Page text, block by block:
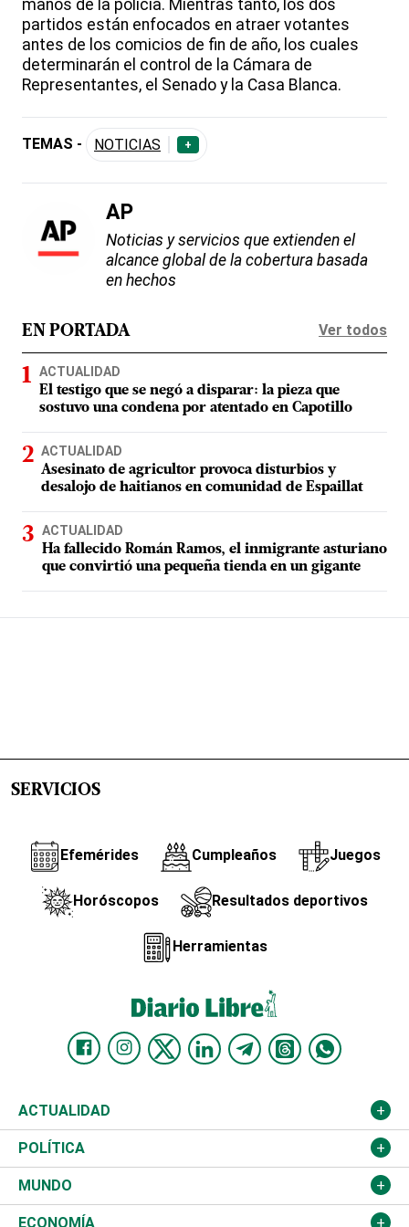
manos de la policía. Mientras tanto, los dos
partidos están enfocados en atraer votantes
antes de los comicios de fin de año, los cuales
determinarán el control de la Cámara de
Representantes, el Senado y la Casa Blanca.
TEMAS - NOTICIAS +
AP
Noticias y servicios que extienden el
alcance global de la cobertura basada
en hechos
EN PORTADA Ver todos
ACTUALIDAD
El testigo que se negó a disparar: la pieza que
sostuvo una condena por atentado en Capotillo
ACTUALIDAD
Asesinato de agricultor provoca disturbios y
desalojo de haitianos en comunidad de Espaillat
ACTUALIDAD
Ha fallecido Román Ramos, el inmigrante asturiano
que convirtió una pequeña tienda en un gigante
SERVICIOS
Efemérides Cumpleaños Juegos
Horóscopos Resultados deportivos
Herramientas
ACTUALIDAD
Nacional
Ciudad
Educación
POLÍTICA
Partidos
JCE
MUNDO
Estados Unidos
ECONOMÍA